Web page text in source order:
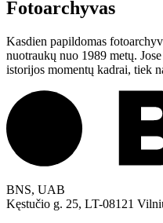
Fotoarchyvas
Kasdien papildomas
nuotraukų nuo 1989 metų.
istorijos momentų kadrai, tiek
BNS, UAB
Kęstučio g. 25, LT-08121